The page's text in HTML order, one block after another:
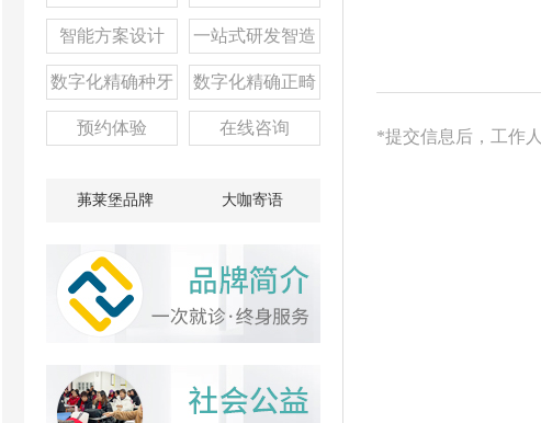
智能方案设计 一站式研发智造
数字化精确种牙 数字化精确正畸
预约体验 在线咨询
茀莱堡品牌 大咖寄语
*提交信息后，工作